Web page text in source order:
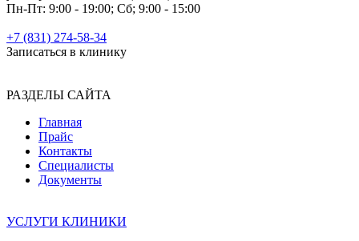
Пн-Пт: 9:00 - 19:00; Cб; 9:00 - 15:00
+7 (831) 274-58-34
Записаться в клинику
РАЗДЕЛЫ САЙТА
Главная
Прайс
Контакты
Специалисты
Документы
УСЛУГИ КЛИНИКИ